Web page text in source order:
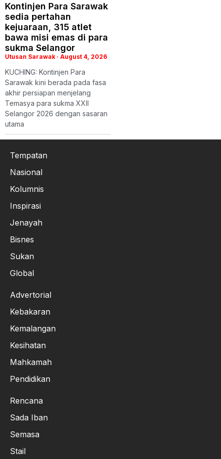
Kontinjen Para Sarawak
sedia pertahan
kejuaraan, 315 atlet
bawa misi emas di para
sukma Selangor
Utusan Sarawak August 4, 2026
KUCHING: Kontinjen Para
Sarawak kini berada pada fasa
akhir persiapan menjelang
Temasya para sukma XXII
Selangor 2026 dengan sasaran
utama
Tempatan
Nasional
Kolumnis
Inspirasi
Jenayah
Bisnes
Sukan
Global
Advertorial
Kebakaran
Kemalangan
Kesihatan
Mahkamah
Pendidikan
Rencana
Sada Iban
Semasa
Stail